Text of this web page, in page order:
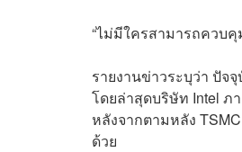
“ไม่มีใครสามารถควบคุ
รายงานข่าวระบุว่า ปั
โดยล่าสุดบริษัท Intel ภ
หลังจากตามหลัง
ด้วย